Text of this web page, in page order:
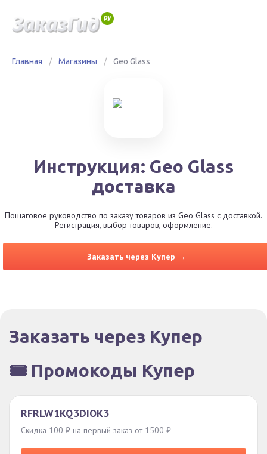
Главная / Магазины / Geo Glass
Инструкция: Geo Glass
доставка
Пошаговое руководство по заказу товаров из Geo Glass с доставкой.
Регистрация, выбор товаров, оформление.
Заказать через Купер →
Заказать через Купер
🎟️ Промокоды Купер
RFRLW1KQ3DIOK3
Скидка 100 ₽ на первый заказ от 1500 ₽